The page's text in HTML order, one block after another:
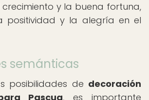
crecimiento y la buena fortuna,
positividad y la alegría en el
semánticas
posibilidades de decoración
Pascua, es importante